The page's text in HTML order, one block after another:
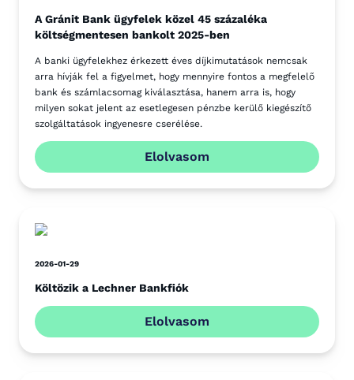
A Gránit Bank ügyfelek közel 45 százaléka
költségmentesen bankolt 2025-ben
A banki ügyfelekhez érkezett éves díjkimutatások nemcsak
arra hívják fel a figyelmet, hogy mennyire fontos a megfelelő
bank és számlacsomag kiválasztása, hanem arra is, hogy
milyen sokat jelent az esetlegesen pénzbe kerülő kiegészítő
szolgáltatások ingyenesre cserélése.
Elolvasom
2026-01-29
Költözik a Lechner Bankfiók
Elolvasom